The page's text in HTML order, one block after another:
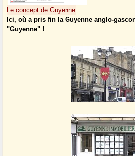
Le concept de Guyenne
Ici, où a pris fin la Guyenne anglo-
"Guyenne" !